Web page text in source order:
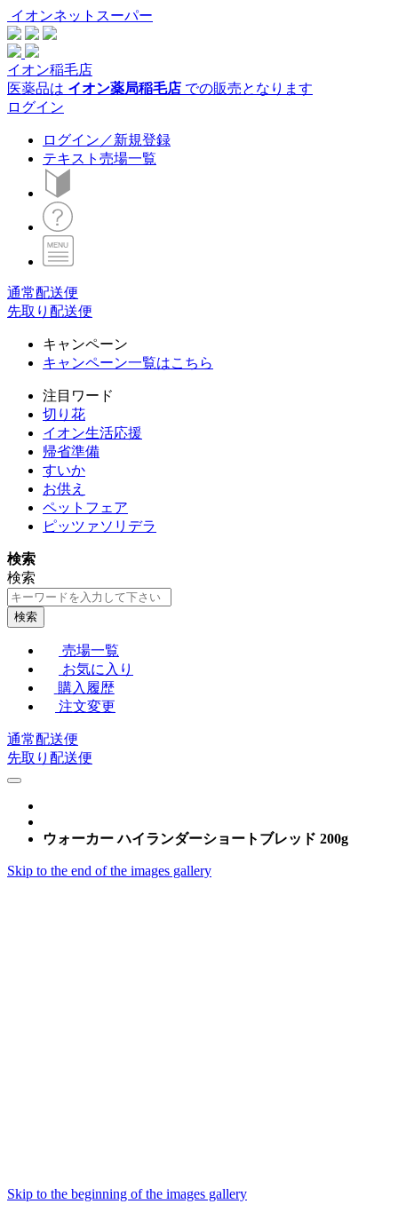
イオンネットスーパー
イオン稲毛店
医薬品は イオン薬局稲毛店 での販売となります
ログイン
ログイン／新規登録
テキスト売場一覧
通常配送便
先取り配送便
キャンペーン
キャンペーン一覧はこちら
注目ワード
切り花
イオン生活応援
帰省準備
すいか
お供え
ペットフェア
ピッツァソリデラ
検索
検索
検索
売場一覧
お気に入り
購入履歴
注文変更
通常配送便
先取り配送便
ウォーカー ハイランダーショートブレッド 200g
Skip to the end of the images gallery
Skip to the beginning of the images gallery